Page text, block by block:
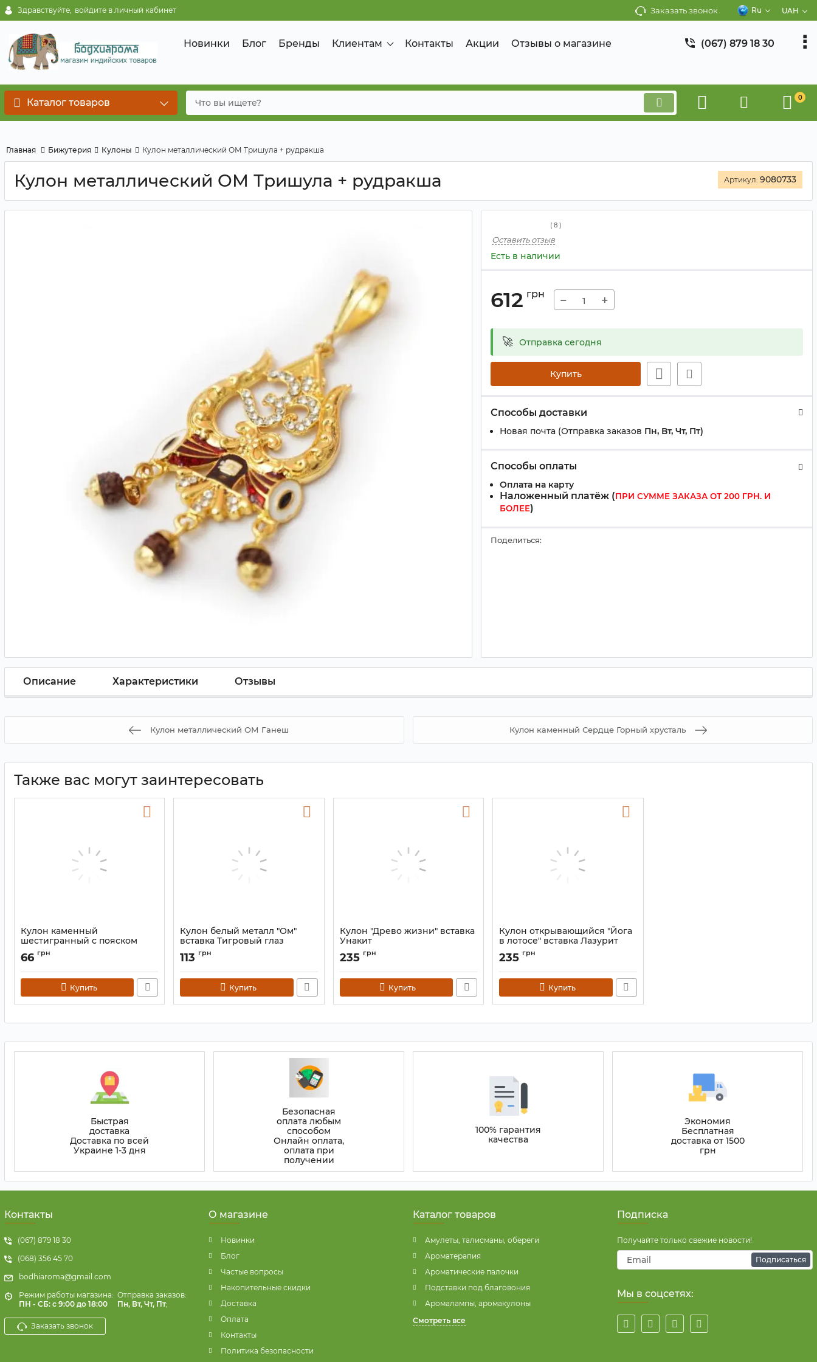
Здравствуйте, войдите в личный кабинет Заказать звонок Ru UAH
Новинки Блог Бренды Клиентам Контакты Акции Отзывы о магазине (067) 879 18 30
Каталог товаров 0
Главная Бижутерия Кулоны Кулон металлический ОМ Тришула + рудракша
Кулон металлический ОМ Тришула + рудракша Артикул: 9080733
( 8 )
Оставить отзыв
Есть в наличии
612 грн − +
🚀 Отправка сегодня
Купить
Способы доставки
Новая почта (Отправка заказов Пн, Вт, Чт, Пт)
Способы оплаты
Оплата на карту
Наложенный платёж (ПРИ СУММЕ ЗАКАЗА ОТ 200 ГРН. И
БОЛЕЕ)
Поделиться:
Описание Характеристики Отзывы
Кулон металлический ОМ Ганеш Кулон каменный Сердце Горный хрусталь
Также вас могут заинтересовать
Кулон каменный
шестигранный с пояском
Яшма далматин
Артикул:
66 грн
Купить
Кулон белый металл "Ом"
вставка Тигровый глаз
Артикул:
113 грн
Купить
Кулон "Древо жизни" вставка
Унакит
Артикул: 9080660
235 грн
Купить
Кулон открывающийся "Йога
в лотосе" вставка Лазурит
Артикул: 9080506
235 грн
Купить
Быстрая
доставка
Доставка по всей
Украине 1-3 дня
Безопасная
оплата любым
способом
Онлайн оплата,
оплата при
получении
100% гарантия
качества
Экономия
Бесплатная
доставка от 1500
грн
Контакты
(067) 879 18 30
(068) 356 45 70
bodhiaroma@gmail.com
Режим работы магазина:
ПН - СБ: с 9:00 до 18:00
Отправка заказов:
Пн, Вт, Чт, Пт;
Заказать звонок
О магазине
Новинки
Блог
Частые вопросы
Накопительные скидки
Доставка
Оплата
Контакты
Политика безопасности
Каталог товаров
Амулеты, талисманы, обереги
Ароматерапия
Ароматические палочки
Подставки под благовония
Аромалампы, аромакулоны
Смотреть все
Подписка
Получайте только свежие новости!
Подписаться
Мы в соцсетях: